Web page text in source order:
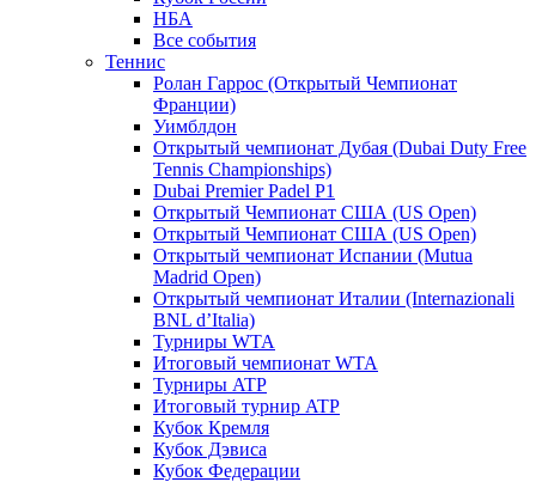
НБА
Все события
Теннис
Ролан Гаррос (Открытый Чемпионат
Франции)
Уимблдон
Открытый чемпионат Дубая (Dubai Duty Free
Tennis Championships)
Dubai Premier Padel P1
Открытый Чемпионат США (US Open)
Открытый Чемпионат США (US Open)
Открытый чемпионат Испании (Mutua
Madrid Open)
Открытый чемпионат Италии (Internazionali
BNL d’Italia)
Турниры WTA
Итоговый чемпионат WTA
Турниры ATP
Итоговый турнир ATP
Кубок Кремля
Кубок Дэвиса
Кубок Федерации